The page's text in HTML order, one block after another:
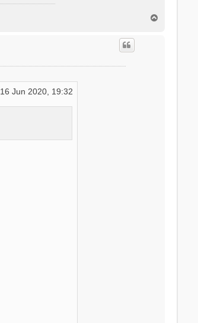
16 Jun 2020, 19:32